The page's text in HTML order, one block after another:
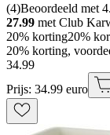
(4)Beoordeeld met
27.99 met Club
20% korting20%
20% korting,
34.99
Prijs: 34.99 euro